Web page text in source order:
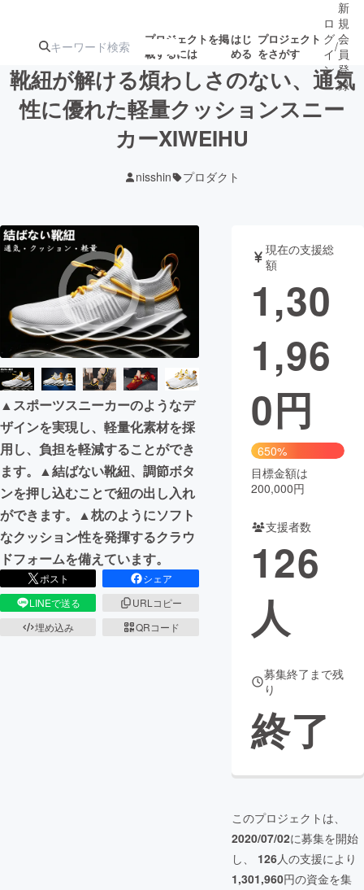
プロジェクトを掲
載するには
はじ
める
プロジェクト
をさがす
注目の新着プロ募集終了が近いプ
テクノロジー・ガジェット
映像・映画 書籍・雑誌
ビジネス・起業 チャレンジ
まちづくり・地域活性化
CAMPFIRE for Social Good
CAMPFIRE Creation
CAMPFIREふるさと納税machi-ya コミュニティ
ロ
グ
イ
ン
/
新
規
会
員
登
録
靴紐が解ける煩わしさのない、通気
性に優れた軽量クッションスニー
カーXIWEIHU
nisshin プロダクト
▲スポーツスニーカーのようなデ
ザインを実現し、軽量化素材を採
用し、負担を軽減することができ
ます。▲結ばない靴紐、調節ボタ
ンを押し込むことで紐の出し入れ
ができます。▲枕のようにソフト
なクッション性を発揮するクラウ
ドフォームを備えています。
ポスト
シェア
LINEで送る
URLコピー
埋め込み
QRコード
現在の支援総
額
1,30
1,96
0円
650%
目標金額は
200,000円
支援者数
126
人
募集終了まで残
り
終了
このプロジェクトは、
2020/07/02に募集を開始
し、 126人の支援により
1,301,960円の資金を集